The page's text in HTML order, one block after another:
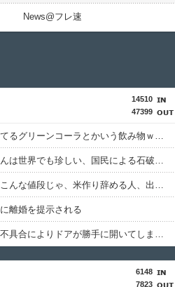
News@フレ速
14510
47399
いま巷で流行ってるグリーンコーラとかいう飲み物ｗｗｗｗ
パさん「石破さんは世界でも珍しい、国民による石破辞めるなデモが自然発生した総理大臣です」
米農家「流石にこんな値段じゃ、米作り辞める人、出るんじゃないかなあ？？」
離婚を提示される
中国製自動車、不具合によりドアが勝手に開いてしまう件
6148
7823